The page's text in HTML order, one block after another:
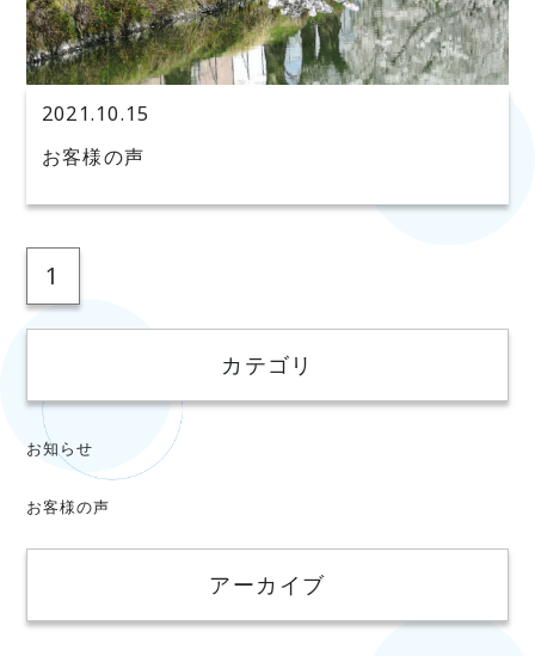
2021.10.15
お客様の声
1
カテゴリ
お知らせ
お客様の声
アーカイブ